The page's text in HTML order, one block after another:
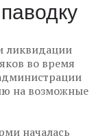
ликвидации
во время
на возможные
началась